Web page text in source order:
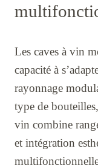
Les caves à vin
capacité à
rayonnage
type de
vin combine
et intégration